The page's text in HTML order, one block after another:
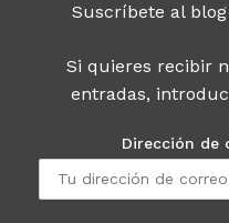
Suscríbete al
Si quieres recibir
entradas,
Dirección de